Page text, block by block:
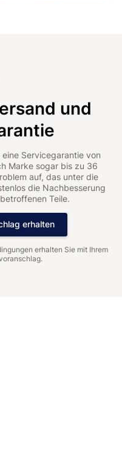
und
Servicegarantie von
Marke sogar bis zu 36
auf, das unter die
die Nachbesserung
Teile.
erhalten
erhalten Sie mit Ihrem